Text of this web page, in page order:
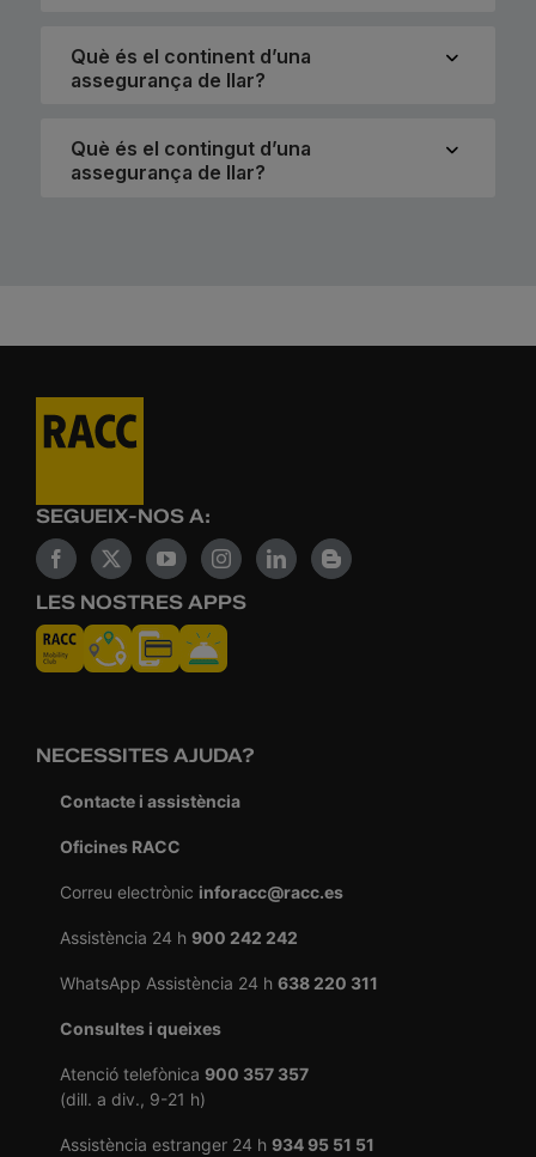
Què és el continent d’una
assegurança de llar?
Què és el contingut d’una
assegurança de llar?
SEGUEIX-NOS A:
LES NOSTRES APPS
NECESSITES AJUDA?
Contacte i assistència
Oficines RACC
Correu electrònic inforacc@racc.es
Assistència 24 h 900 242 242
WhatsApp Assistència 24 h 638 220 311
Consultes i queixes
Atenció telefònica 900 357 357
(dill. a div., 9-21 h)
Assistència estranger 24 h 934 95 51 51